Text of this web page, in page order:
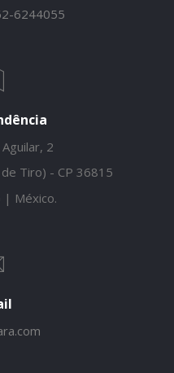
6244055
2
de Tiro) - CP 36815
| México.